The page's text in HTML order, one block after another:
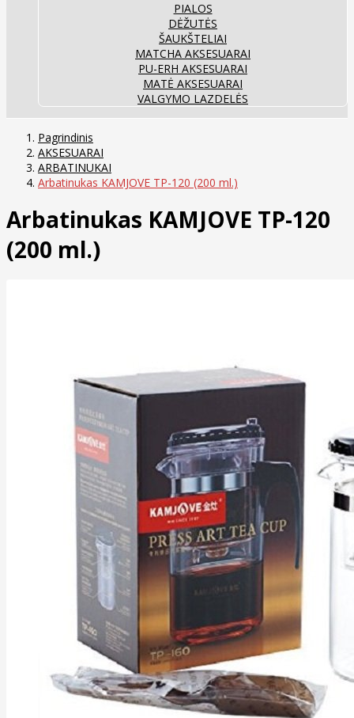
PIALOS
DĖŽUTĖS
ŠAUKŠTELIAI
MATCHA AKSESUARAI
PU-ERH AKSESUARAI
MATĖ AKSESUARAI
VALGYMO LAZDELĖS
Pagrindinis
AKSESUARAI
ARBATINUKAI
Arbatinukas KAMJOVE TP-120 (200 ml.)
Arbatinukas KAMJOVE TP-120
(200 ml.)